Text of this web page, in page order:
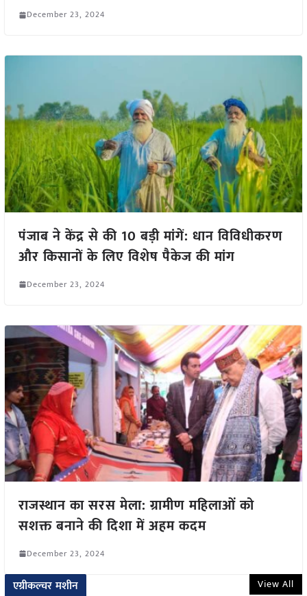
December 23, 2024
पंजाब ने केंद्र से की 10 बड़ी मांगें: धान विविधीकरण
और किसानों के लिए विशेष पैकेज की मांग
December 23, 2024
राजस्थान का सरस मेला: ग्रामीण महिलाओं को
सशक्त बनाने की दिशा में अहम कदम
December 23, 2024
एग्रीकल्चर मशीन View All